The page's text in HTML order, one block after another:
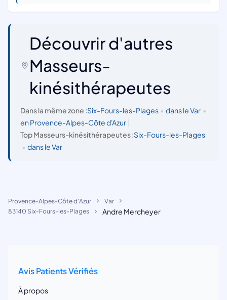
Découvrir d'autres
Masseurs-
kinésithérapeutes
Dans la même zone :Six-Fours-les-Plages • dans le Var •
en Provence-Alpes-Côte d'Azur
Top Masseurs-kinésithérapeutes :Six-Fours-les-Plages
• dans le Var
Provence-Alpes-Côte d'Azur
Var
83140 Six-Fours-les-Plages
Andre Mercheyer
Avis Patients Vérifiés
À propos